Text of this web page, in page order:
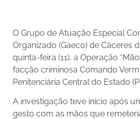
O Grupo de Atuação Especial
Organizado (Gaeco) de Cáceres
quinta-feira (11), a Operação
facção criminosa Comando
Penitenciária Central do Estado
A investigação teve início após
gesto com as mãos que